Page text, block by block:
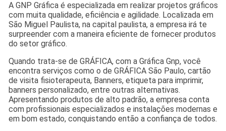
A GNP Gráfica é especializada em realizar projetos gráficos
com muita qualidade, eficiência e agilidade. Localizada em
São Miguel Paulista, na capital paulista, a empresa irá te
surpreender com a maneira eficiente de fornecer produtos
do setor gráfico.
Quando trata-se de GRÁFICA, com a Gráfica Gnp, você
encontra serviços como o de GRÁFICA São Paulo, cartão
de visita fisioterapeuta, Banners, etiqueta para imprimir,
banners personalizado, entre outras alternativas.
Apresentando produtos de alto padrão, a empresa conta
com profissionais especializados e instalações modernas e
em bom estado, conquistando então a confiança de todos.